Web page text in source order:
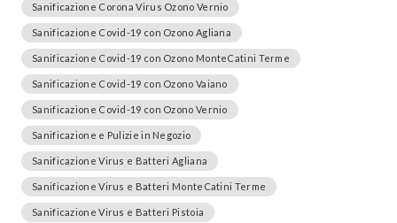
Sanificazione Corona Virus Ozono Vernio
Sanificazione Covid-19 con Ozono Agliana
Sanificazione Covid-19 con Ozono MonteCatini Terme
Sanificazione Covid-19 con Ozono Vaiano
Sanificazione Covid-19 con Ozono Vernio
Sanificazione e Pulizie in Negozio
Sanificazione Virus e Batteri Agliana
Sanificazione Virus e Batteri MonteCatini Terme
Sanificazione Virus e Batteri Pistoia